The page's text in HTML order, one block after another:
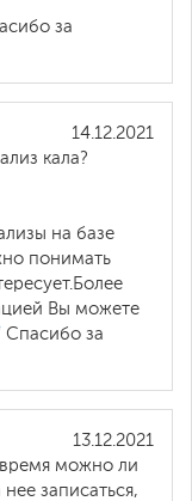
за
14.12.2021
кала?
на базе
понимать
Вы можете
Спасибо за
13.12.2021
можно ли
записаться,